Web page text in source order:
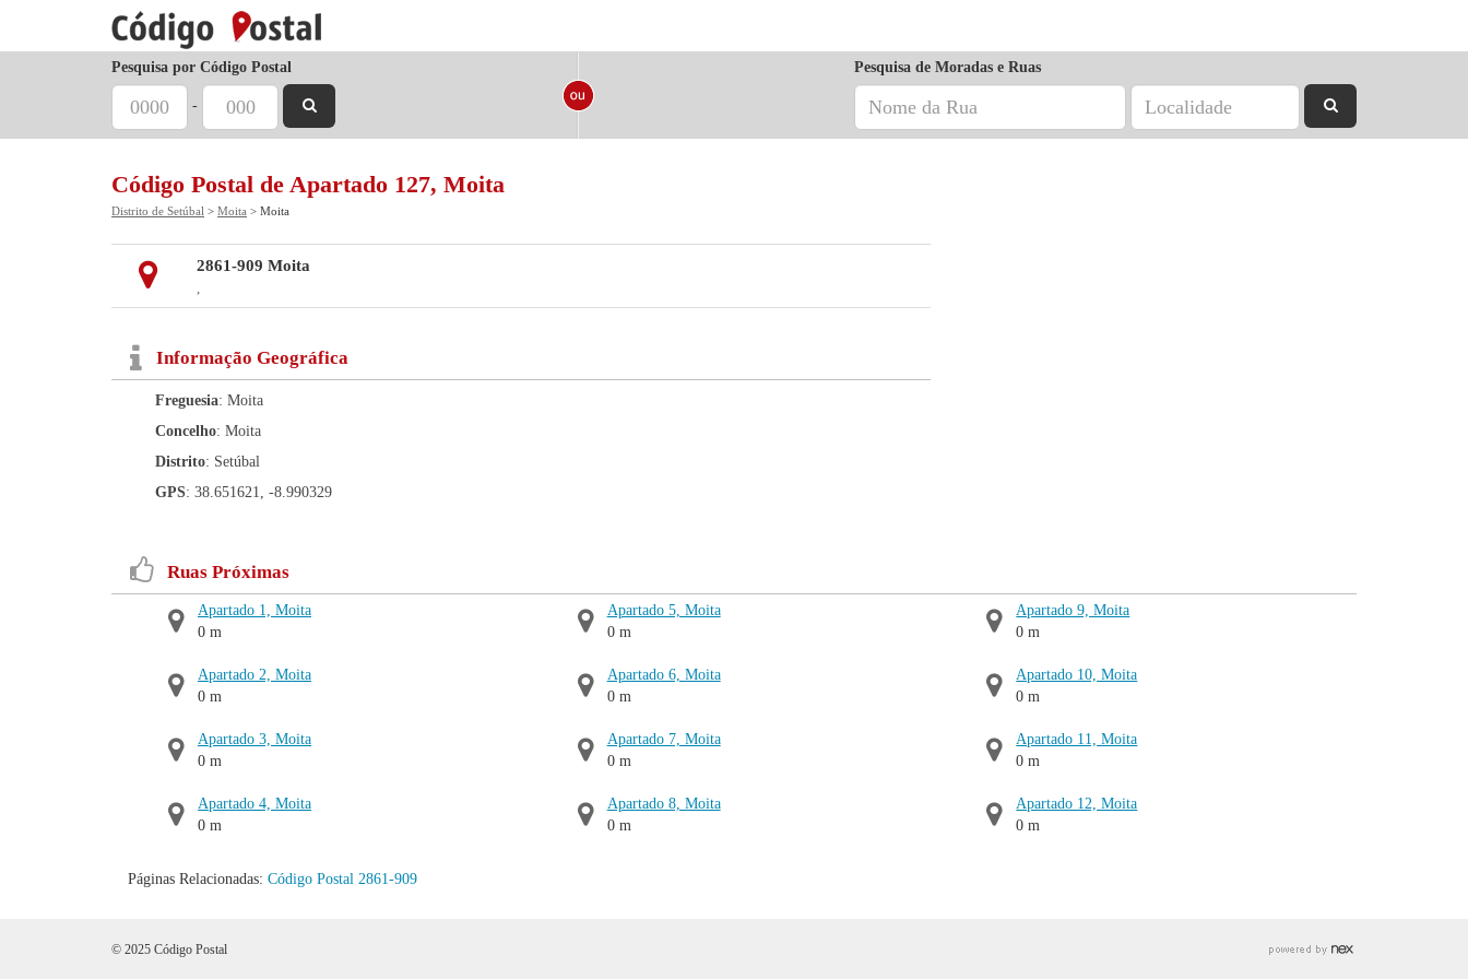
Pesquisa por Código Postal
-
Pesquisa de Moradas e Ruas
Código Postal de Apartado 127, Moita
Distrito de Setúbal > Moita > Moita
2861-909 Moita
,
Informação Geográfica
Freguesia: Moita
Concelho: Moita
Distrito: Setúbal
GPS: 38.651621, -8.990329
Ruas Próximas
Apartado 1, Moita
0 m
Apartado 2, Moita
0 m
Apartado 3, Moita
0 m
Apartado 4, Moita
0 m
Apartado 5, Moita
0 m
Apartado 6, Moita
0 m
Apartado 7, Moita
0 m
Apartado 8, Moita
0 m
Apartado 9, Moita
0 m
Apartado 10, Moita
0 m
Apartado 11, Moita
0 m
Apartado 12, Moita
0 m
Páginas Relacionadas: Código Postal 2861-909
© 2025 Código Postal